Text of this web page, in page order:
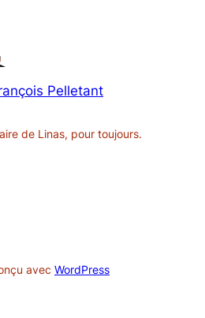
Pelletant
de Linas, pour toujours.
avec WordPress